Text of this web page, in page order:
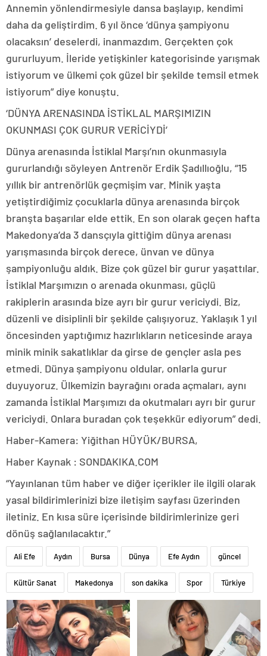
Annemin yönlendirmesiyle dansa başlayıp, kendimi
daha da geliştirdim. 6 yıl önce ‘dünya şampiyonu
olacaksın’ deselerdi, inanmazdım. Gerçekten çok
gururluyum. İleride yetişkinler kategorisinde yarışmak
istiyorum ve ülkemi çok güzel bir şekilde temsil etmek
istiyorum” diye konuştu.
‘DÜNYA ARENASINDA İSTİKLAL MARŞIMIZIN
OKUNMASI ÇOK GURUR VERİCİYDİ’
Dünya arenasında İstiklal Marşı’nın okunmasıyla
gururlandığı söyleyen Antrenör Erdik Şadıllıoğlu, “15
yıllık bir antrenörlük geçmişim var. Minik yaşta
yetiştirdiğimiz çocuklarla dünya arenasında birçok
branşta başarılar elde ettik. En son olarak geçen hafta
Makedonya’da 3 dansçıyla gittiğim dünya arenası
yarışmasında birçok derece, ünvan ve dünya
şampiyonluğu aldık. Bize çok güzel bir gurur yaşattılar.
İstiklal Marşımızın o arenada okunması, güçlü
rakiplerin arasında bize ayrı bir gurur vericiydi. Biz,
düzenli ve disiplinli bir şekilde çalışıyoruz. Yaklaşık 1 yıl
öncesinden yaptığımız hazırlıkların neticesinde araya
minik minik sakatlıklar da girse de gençler asla pes
etmedi. Dünya şampiyonu oldular, onlarla gurur
duyuyoruz. Ülkemizin bayrağını orada açmaları, aynı
zamanda İstiklal Marşımızı da okutmaları ayrı bir gurur
vericiydi. Onlara buradan çok teşekkür ediyorum” dedi.
Haber-Kamera: Yiğithan HÜYÜK/BURSA,
Haber Kaynak : SONDAKIKA.COM
“Yayınlanan tüm haber ve diğer içerikler ile ilgili olarak
yasal bildirimlerinizi bize iletişim sayfası üzerinden
iletiniz. En kısa süre içerisinde bildirimlerinize geri
dönüş sağlanılacaktır.”
Ali Efe Aydın Bursa Dünya Efe Aydın güncel
Kültür Sanat Makedonya son dakika Spor Türkiye